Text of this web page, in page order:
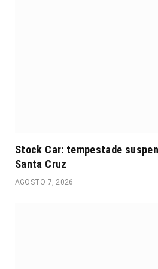
Stock Car: tempestade
Santa Cruz
AGOSTO 7, 2026